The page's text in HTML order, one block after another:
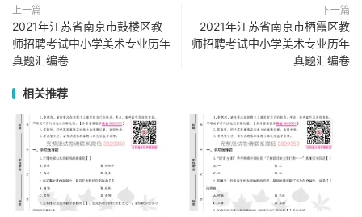
上一篇
2021年江苏省南京市鼓楼区教
师招聘考试中小学美术专业历年
真题汇编卷
下一篇
2021年江苏省南京市栖霞区教
师招聘考试中小学美术专业历年
真题汇编卷
相关推荐